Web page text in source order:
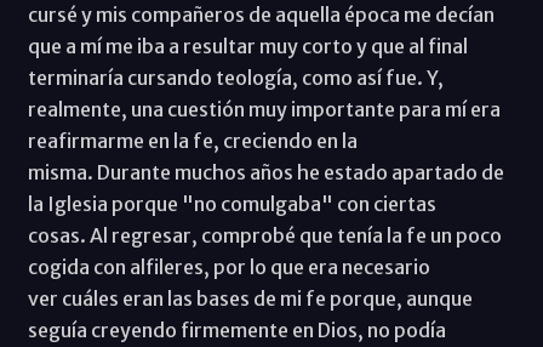
cursé y mis compañeros de aquella época me decían
que a mí me iba a resultar muy corto y que al final
terminaría cursando teología, como así fue. Y,
realmente, una cuestión muy importante para mí era
reafirmarme en la fe, creciendo en la
misma. Durante muchos años he estado apartado de
la Iglesia porque "no comulgaba" con ciertas
cosas. Al regresar, comprobé que tenía la fe un poco
cogida con alfileres, por lo que era necesario
ver cuáles eran las bases de mi fe porque, aunque
seguía creyendo firmemente en Dios, no podía